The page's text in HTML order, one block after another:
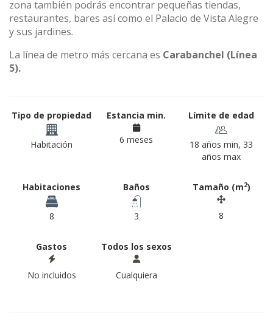
zona también podrás encontrar pequeñas tiendas,
restaurantes, bares así como el Palacio de Vista Alegre
y sus jardines.
La línea de metro más cercana es Carabanchel (Línea
5).
Tipo de propiedad
Habitación
Estancia min.
6 meses
Límite de edad
18 años min, 33
años max
Habitaciones
8
Baños
3
Tamaño (m2)
8
Gastos
No incluidos
Todos los sexos
Cualquiera